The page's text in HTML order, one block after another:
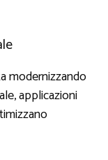
modernizzando
applicazioni